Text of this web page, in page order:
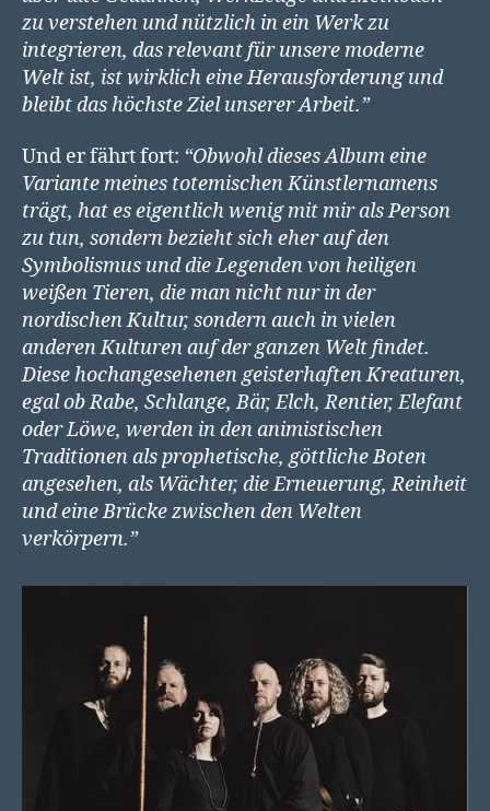
zu verstehen und nützlich in ein Werk zu
integrieren, das relevant für unsere moderne
Welt ist, ist wirklich eine Herausforderung und
bleibt das höchste Ziel unserer Arbeit.”
Und er fährt fort: “Obwohl dieses Album eine
Variante meines totemischen Künstlernamens
trägt, hat es eigentlich wenig mit mir als Person
zu tun, sondern bezieht sich eher auf den
Symbolismus und die Legenden von heiligen
weißen Tieren, die man nicht nur in der
nordischen Kultur, sondern auch in vielen
anderen Kulturen auf der ganzen Welt findet.
Diese hochangesehenen geisterhaften Kreaturen,
egal ob Rabe, Schlange, Bär, Elch, Rentier, Elefant
oder Löwe, werden in den animistischen
Traditionen als prophetische, göttliche Boten
angesehen, als Wächter, die Erneuerung, Reinheit
und eine Brücke zwischen den Welten
verkörpern.”